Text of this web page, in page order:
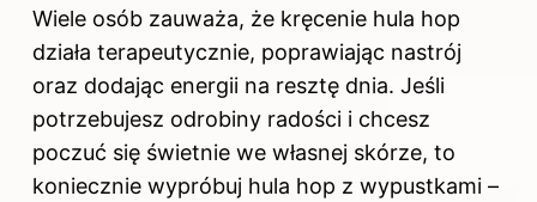
Wiele osób zauważa, że kręcenie hula hop
działa terapeutycznie, poprawiając nastrój
oraz dodając energii na resztę dnia. Jeśli
potrzebujesz odrobiny radości i chcesz
poczuć się świetnie we własnej skórze, to
koniecznie wypróbuj hula hop z wypustkami –